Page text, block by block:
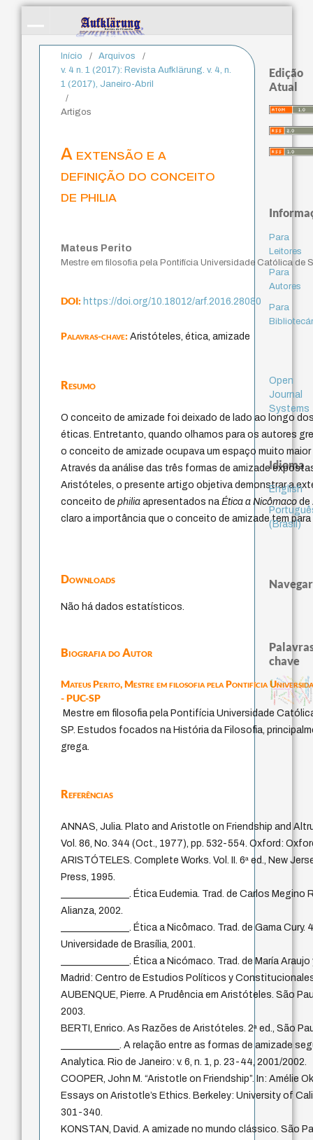
Início / Arquivos
/
v. 4 n. 1 (2017): Revista Aufklärung. v. 4, n.
1 (2017), Janeiro-Abril
/
Artigos
A extensão e a
definição do conceito
de philia
Mateus Perito
Mestre em filosofia pela Pontifícia Universidade Católica de
DOI:https://doi.org/10.18012/arf.2016.28080
Palavras-chave:Aristóteles, ética, amizade
Resumo
O conceito de amizade foi deixado de lado ao longo
éticas. Entretanto, quando olhamos para os autores
o conceito de amizade ocupava um espaço muito
Através da análise das três formas de amizade
Aristóteles, o presente artigo objetiva demonstrar a
conceito dephiliaapresentados naÉtica a Nicômacode
claro a importância que o conceito de amizade tem
Downloads
Não há dados estatísticos.
Biografia do Autor
Mateus Perito,Mestre em filosofia pela Pontifícia
- PUC-SP
Mestre em filosofia pela Pontifícia Universidade
SP. Estudos focados na História da Filosofia,
grega.
Referências
ANNAS, Julia. Plato and Aristotle on Friendship and
Vol. 86, No. 344 (Oct., 1977), pp. 532-554. Oxford:
ARISTÓTELES. Complete Works. Vol. II. 6ª ed., New
Press, 1995.
______________. Ética Eudemia. Trad. de Carlos Megino
Alianza, 2002.
______________. Ética a Nicômaco. Trad. de Gama Cury.
Universidade de Brasília, 2001.
______________. Ética a Nicómaco. Trad. de María
Madrid: Centro de Estudios Políticos y
AUBENQUE, Pierre. A Prudência em Aristóteles. São
2003.
BERTI, Enrico. As Razões de Aristóteles. 2ª ed., São
____________. A relação entre as formas de amizade
Analytica. Rio de Janeiro: v. 6, n. 1, p. 23-44, 2001/2002.
COOPER, John M. “Aristotle on Friendship”. In: Amélie
Essays on Aristotle’s Ethics. Berkeley: University of
301-340.
KONSTAN, David. A amizade no mundo clássico. São
Edição
Atual
Para
Leitores
Para
Autores
Para
Open
Journal
Systems
Idioma
English
(Brasil)
Navegar
chave
immanuel kantjapanese education thoughts
gostojuízo
sensus communis
formação education ideology
fukuzawa yukichi redução
mulher
popper
falseabilidade
carnap
constituição
totalização
nome física quântica
judaísmo
revelação
autenticidade
ren
ética.levinas
virtue ethics
yi
li